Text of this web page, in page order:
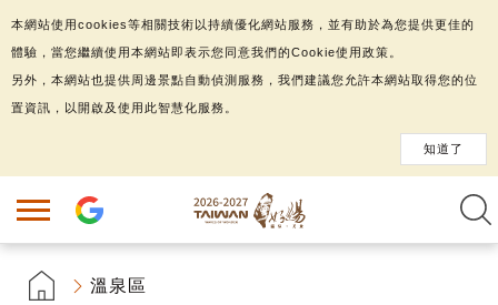
溫泉區
本網站使用cookies等相關技術以持續優化網站服務，並有助於為您提供更佳的
體驗，當您繼續使用本網站即表示您同意我們的Cookie使用政策。
另外，本網站也提供周邊景點自動偵測服務，我們建議您允許本網站取得您的位
置資訊，以開啟及使用此智慧化服務。
知道了